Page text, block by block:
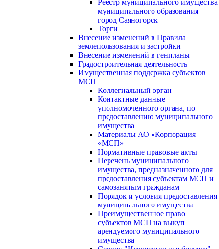
Реестр муниципального имущества
муниципального образования
город Саяногорск
Торги
Внесение изменений в Правила
землепользования и застройки
Внесение изменений в генпланы
Градостроительная деятельность
Имущественная поддержка субъектов
МСП
Коллегиальный орган
Контактные данные
уполномоченного органа, по
предоставлению муниципального
имущества
Материалы АО «Корпорация
«МСП»
Нормативные правовые акты
Перечень муниципального
имущества, предназначенного для
предоставления субъектам МСП и
самозанятым гражданам
Порядок и условия предоставления
муниципального имущества
Преимущественное право
субъектов МСП на выкуп
арендуемого муниципального
имущества